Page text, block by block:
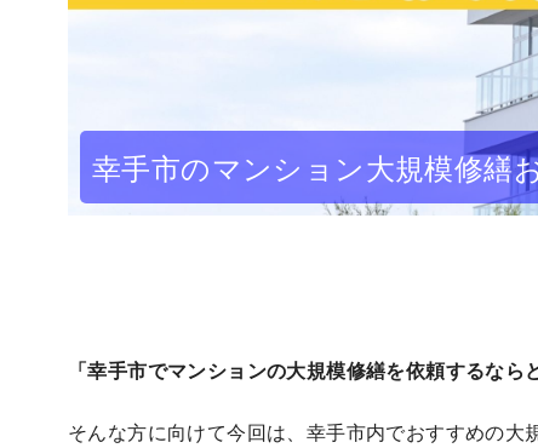
幸手市のマンション大規模修繕
「幸手市でマンションの大規模修繕を依頼するなら
そんな方に向けて今回は、幸手市内でおすすめの